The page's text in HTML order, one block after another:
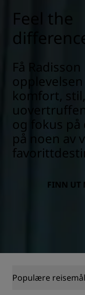
Feel the
Få
opplevelsen
komfort, stil,
og fokus på
på noen av
FINN UT
Populære reisemål